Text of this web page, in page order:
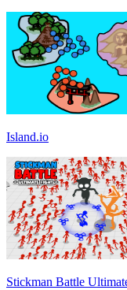
Island.io
Stickman Battle